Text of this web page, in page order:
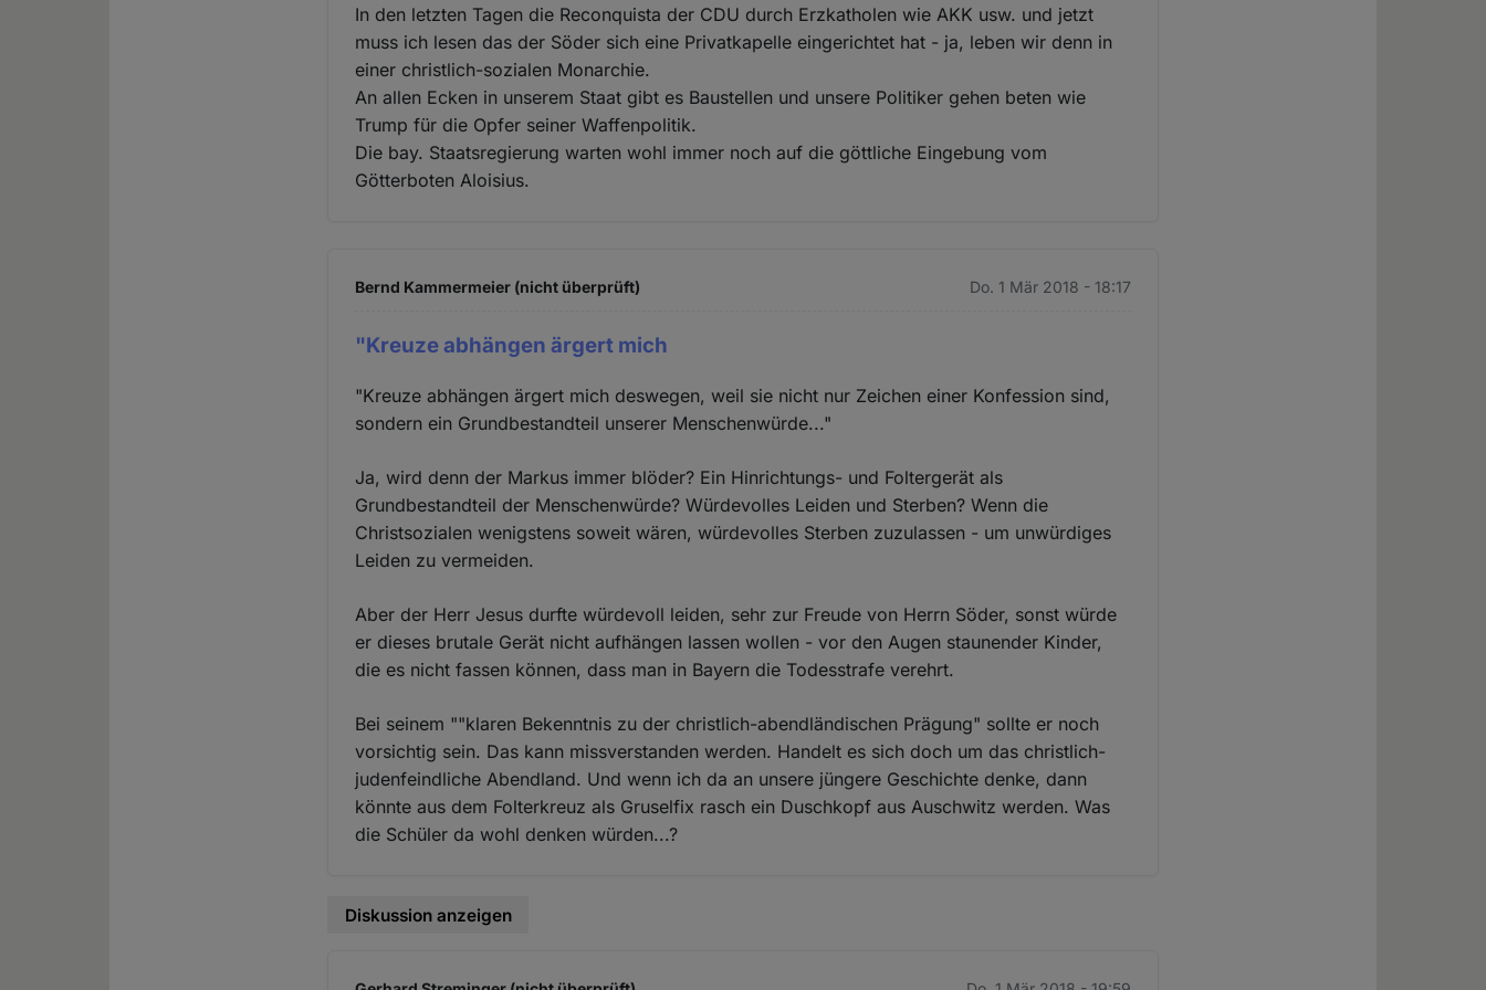
In den letzten Tagen die Reconquista der CDU durch Erzkatholen wie AKK usw. und jetzt
muss ich lesen das der Söder sich eine Privatkapelle eingerichtet hat - ja, leben wir denn in
einer christlich-sozialen Monarchie.
An allen Ecken in unserem Staat gibt es Baustellen und unsere Politiker gehen beten wie
Trump für die Opfer seiner Waffenpolitik.
Die bay. Staatsregierung warten wohl immer noch auf die göttliche Eingebung vom
Götterboten Aloisius.
Bernd Kammermeier (nicht überprüft) Do. 1 Mär 2018 - 18:17
"Kreuze abhängen ärgert mich
"Kreuze abhängen ärgert mich deswegen, weil sie nicht nur Zeichen einer Konfession sind,
sondern ein Grundbestandteil unserer Menschenwürde..."
Ja, wird denn der Markus immer blöder? Ein Hinrichtungs- und Foltergerät als
Grundbestandteil der Menschenwürde? Würdevolles Leiden und Sterben? Wenn die
Christsozialen wenigstens soweit wären, würdevolles Sterben zuzulassen - um unwürdiges
Leiden zu vermeiden.
Aber der Herr Jesus durfte würdevoll leiden, sehr zur Freude von Herrn Söder, sonst würde
er dieses brutale Gerät nicht aufhängen lassen wollen - vor den Augen staunender Kinder,
die es nicht fassen können, dass man in Bayern die Todesstrafe verehrt.
Bei seinem ""klaren Bekenntnis zu der christlich-abendländischen Prägung" sollte er noch
vorsichtig sein. Das kann missverstanden werden. Handelt es sich doch um das christlich-
judenfeindliche Abendland. Und wenn ich da an unsere jüngere Geschichte denke, dann
könnte aus dem Folterkreuz als Gruselfix rasch ein Duschkopf aus Auschwitz werden. Was
die Schüler da wohl denken würden...?
Diskussion anzeigen